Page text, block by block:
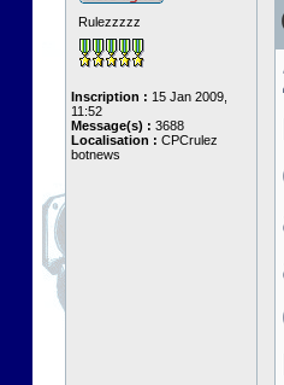
Rulezzzzz
Inscription : 15 Jan 2009,
11:52
Message(s) : 3688
Localisation : CPCrulez
botnews